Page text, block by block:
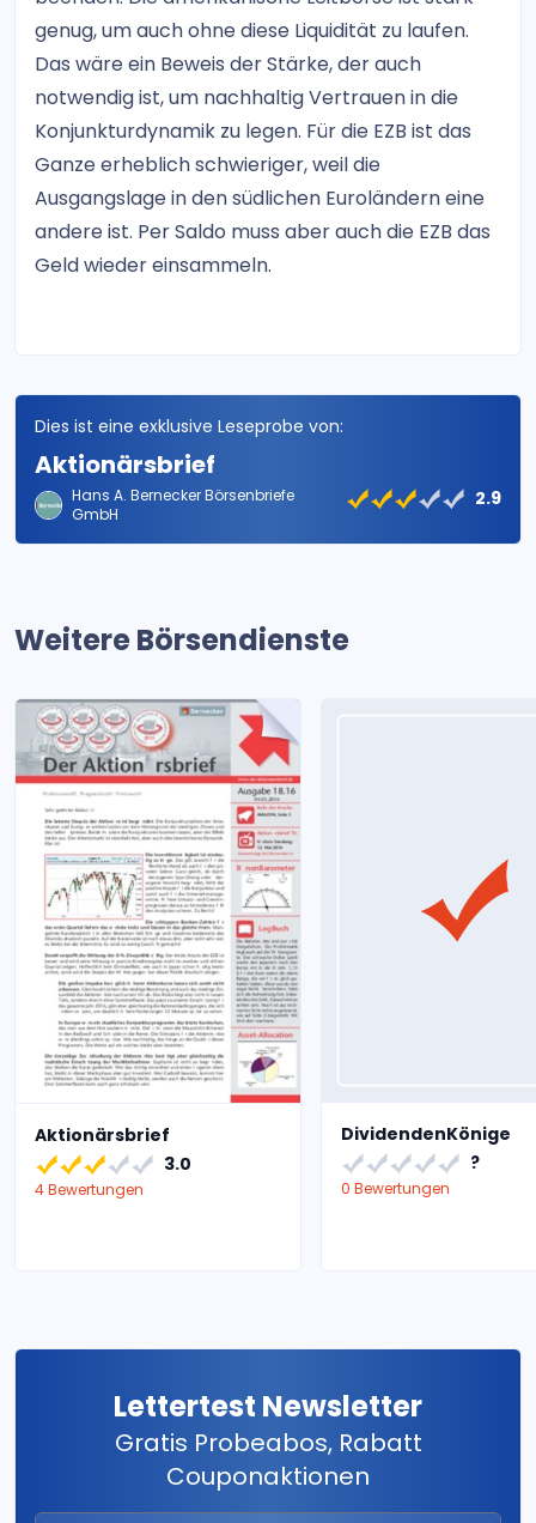
genug, um auch ohne diese Liquidität zu laufen.
Das wäre ein Beweis der Stärke, der auch
notwendig ist, um nachhaltig Vertrauen in die
Konjunkturdynamik zu legen. Für die EZB ist das
Ganze erheblich schwieriger, weil die
Ausgangslage in den südlichen Euroländern eine
andere ist. Per Saldo muss aber auch die EZB das
Geld wieder einsammeln.
Dies ist eine exklusive Leseprobe von:
Aktionärsbrief
Hans A. Bernecker Börsenbriefe
GmbH
2.9
Weitere Börsendienste
Aktionärsbrief
3.0
4 Bewertungen
DividendenKönige
?
0 Bewertungen
Lettertest Newsletter
Gratis Probeabos, Rabatt
Couponaktionen